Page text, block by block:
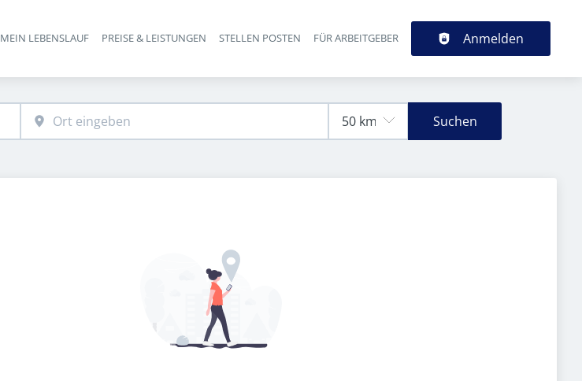
Haupt-Navigation
MEIN LEBENSLAUF PREISE & LEISTUNGEN STELLEN POSTEN FÜR ARBEITGEBER Anmelden
Suchen